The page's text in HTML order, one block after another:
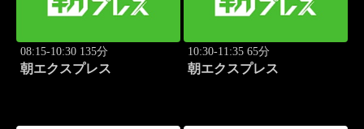
08:15-10:30 135分
朝エクスプレス
10:30-11:35 65分
朝エクスプレス